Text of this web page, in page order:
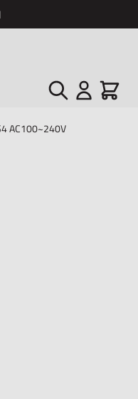
Zoek Cart
AC100~240V